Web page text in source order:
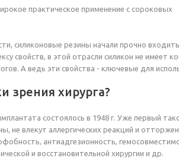
практическое применение с сороковых
силиконовые резины начали прочно
свойств, в этой отрасли силикон не имеет
А ведь эти свойства - ключевые для
зрения хирурга?
состоялось в 1948 г. Уже первый
не влекут аллергических реакций и
антиадгезионность,
и восстановительной хирургии и др.